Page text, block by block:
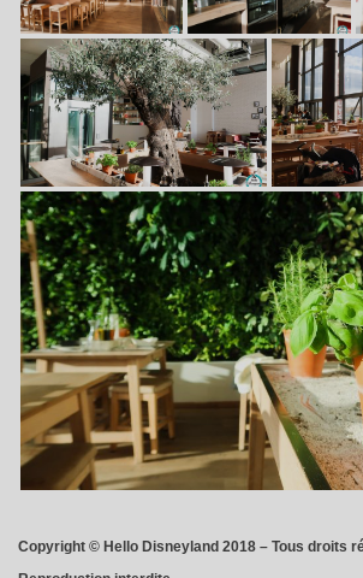
Copyright © Hello Disneyland 2018 – Tous droits